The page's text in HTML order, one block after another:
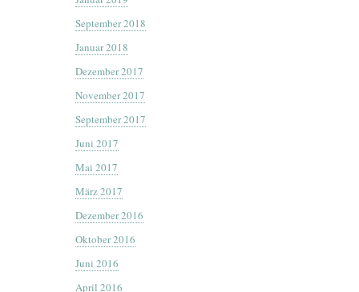
September 2018
Januar 2018
Dezember 2017
November 2017
September 2017
Juni 2017
Mai 2017
März 2017
Dezember 2016
Oktober 2016
Juni 2016
April 2016